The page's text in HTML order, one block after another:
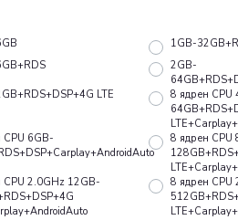
1GB-
2GB-
LTE
8 ядрен CPU
CPU 6GB-
8 ядрен CPU
CPU 2.0GHz 12GB-
8 ядрен CPU